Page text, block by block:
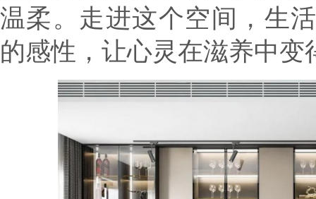
温柔。走进这个空间，生
的感性，让心灵在滋养中变